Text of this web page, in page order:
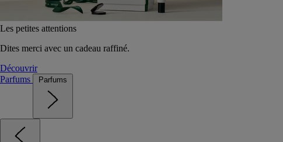
Les petites attentions
Dites merci avec un cadeau raffiné.
Découvrir
Parfums
Parfums